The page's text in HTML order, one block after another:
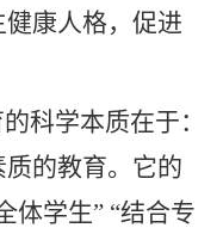
康人格，促进
科学本质在于：
的教育。它的
体学生” “结合专